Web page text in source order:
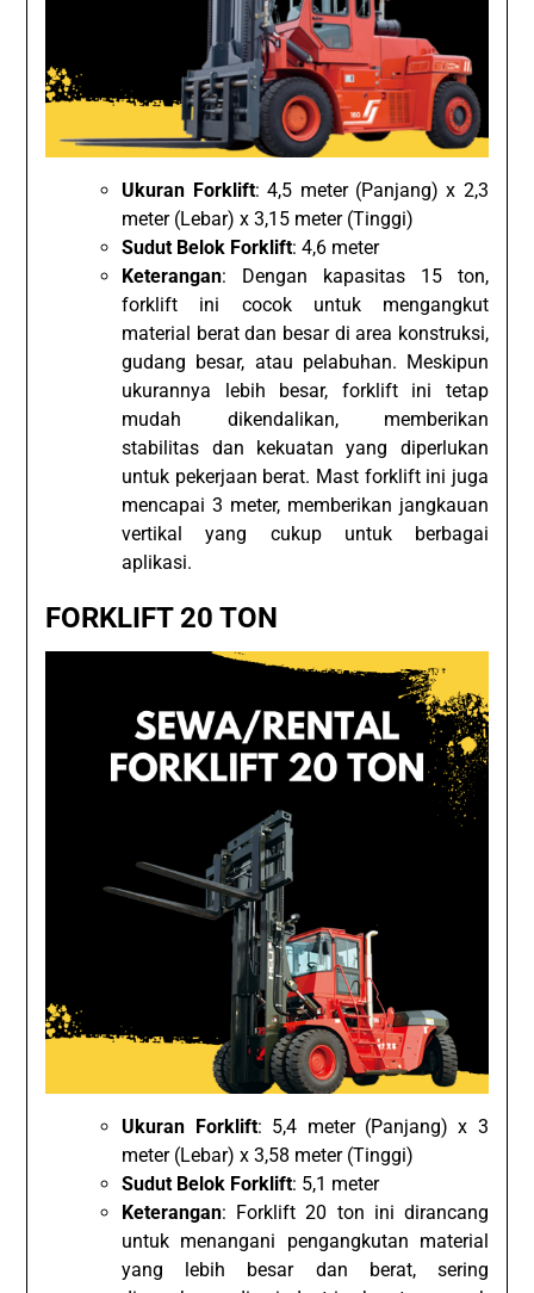
Ukuran Forklift: 4,5 meter (Panjang) x 2,3
meter (Lebar) x 3,15 meter (Tinggi)
Sudut Belok Forklift: 4,6 meter
Keterangan: Dengan kapasitas 15 ton,
forklift ini cocok untuk mengangkut
material berat dan besar di area konstruksi,
gudang besar, atau pelabuhan. Meskipun
ukurannya lebih besar, forklift ini tetap
mudah dikendalikan, memberikan
stabilitas dan kekuatan yang diperlukan
untuk pekerjaan berat. Mast forklift ini juga
mencapai 3 meter, memberikan jangkauan
vertikal yang cukup untuk berbagai
aplikasi.
FORKLIFT 20 TON
Ukuran Forklift: 5,4 meter (Panjang) x 3
meter (Lebar) x 3,58 meter (Tinggi)
Sudut Belok Forklift: 5,1 meter
Keterangan: Forklift 20 ton ini dirancang
untuk menangani pengangkutan material
yang lebih besar dan berat, sering